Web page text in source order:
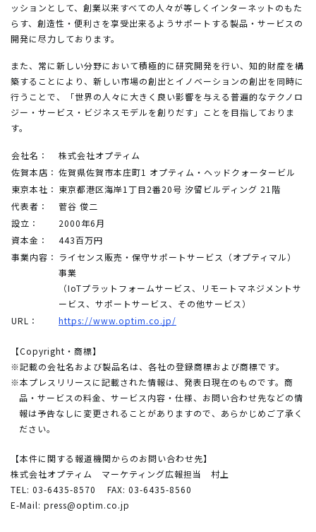
ッションとして、創業以来すべての人々が等しくインターネットのもた
らす、創造性・便利さを享受出来るようサポートする製品・サービスの
開発に尽力しております。
また、常に新しい分野において積極的に研究開発を行い、知的財産を構
築することにより、新しい市場の創出とイノベーションの創出を同時に
行うことで、「世界の人々に大きく良い影響を与える普遍的なテクノロ
ジー・サービス・ビジネスモデルを創りだす」ことを目指しておりま
す。
会社名：
株式会社オプティム
佐賀本店： 佐賀県佐賀市本庄町1 オプティム・ヘッドクォータービル
東京本社： 東京都港区海岸1丁目2番20号 汐留ビルディング 21階
代表者：
菅谷 俊二
設立：
2000年6月
資本金：
443百万円
事業内容： ライセンス販売・保守サポートサービス（オプティマル）
事業
（IoTプラットフォームサービス、リモートマネジメントサ
ービス、サポートサービス、その他サービス）
URL：
https://www.optim.co.jp/
【Copyright・商標】
※記載の会社名および製品名は、各社の登録商標および商標です。
※本プレスリリースに記載された情報は、発表日現在のものです。商
品・サービスの料金、サービス内容・仕様、お問い合わせ先などの情
報は予告なしに変更されることがありますので、あらかじめご了承く
ださい。
【本件に関する報道機関からのお問い合わせ先】
株式会社オプティム マーケティング広報担当 村上
TEL: 03-6435-8570
FAX: 03-6435-8560
E-Mail: press@optim.co.jp